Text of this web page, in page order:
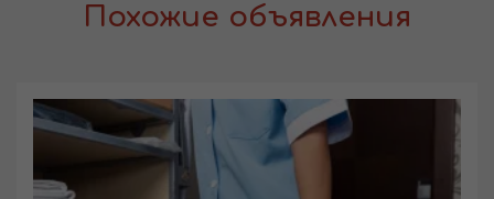
Похожие объявления